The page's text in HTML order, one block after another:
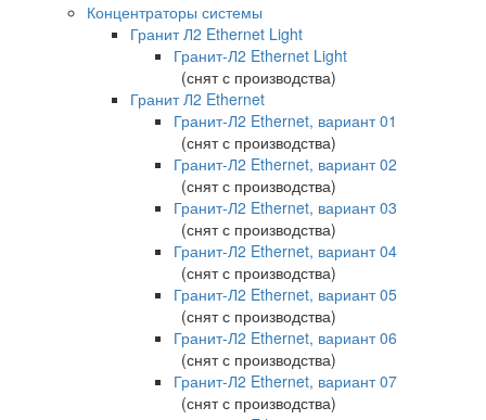
Концентраторы системы
Гранит Л2 Ethernet Light
Гранит-Л2 Ethernet Light
(снят с производства)
Гранит Л2 Ethernet
Гранит-Л2 Ethernet, вариант 01
(снят с производства)
Гранит-Л2 Ethernet, вариант 02
(снят с производства)
Гранит-Л2 Ethernet, вариант 03
(снят с производства)
Гранит-Л2 Ethernet, вариант 04
(снят с производства)
Гранит-Л2 Ethernet, вариант 05
(снят с производства)
Гранит-Л2 Ethernet, вариант 06
(снят с производства)
Гранит-Л2 Ethernet, вариант 07
(снят с производства)